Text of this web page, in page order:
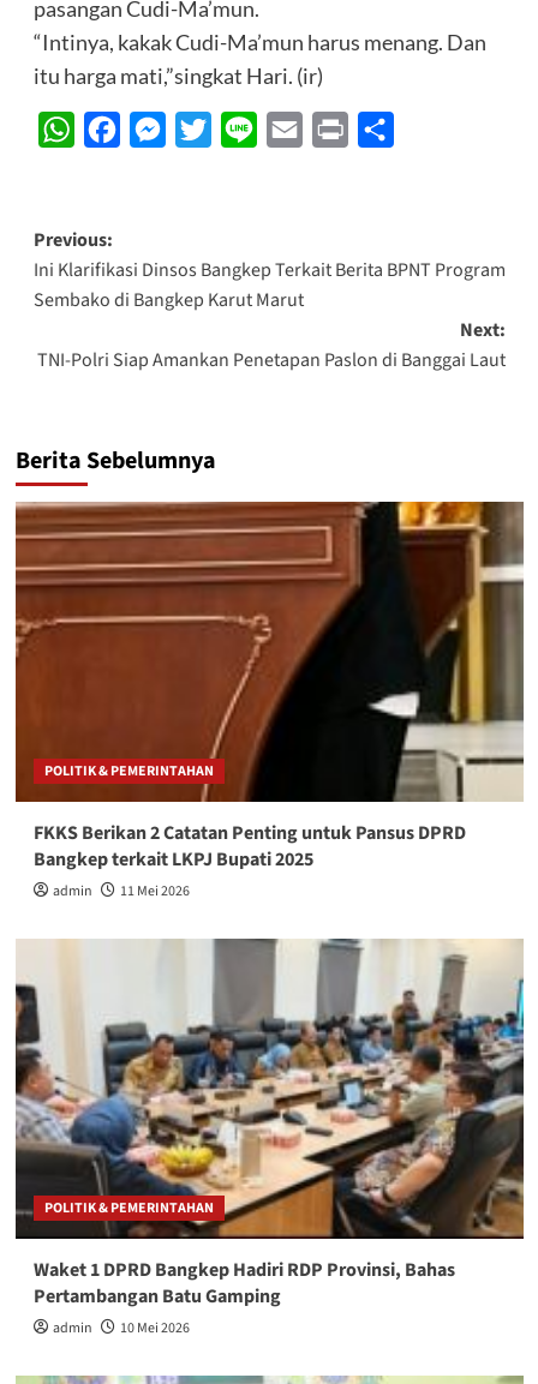
pasangan Cudi-Ma’mun.
“Intinya, kakak Cudi-Ma’mun harus menang. Dan
itu harga mati,”singkat Hari. (ir)
WhatsAppFacebookMessenger
Twitter Line Email Print
Post
navigation
Previous:
Ini Klarifikasi Dinsos Bangkep Terkait Berita BPNT Program
Sembako di Bangkep Karut Marut
Next:
TNI-Polri Siap Amankan Penetapan Paslon di Banggai Laut
Berita Sebelumnya
POLITIK & PEMERINTAHAN
FKKS Berikan 2 Catatan Penting untuk Pansus DPRD
Bangkep terkait LKPJ Bupati 2025
admin 11 Mei 2026
POLITIK & PEMERINTAHAN
Waket 1 DPRD Bangkep Hadiri RDP Provinsi, Bahas
Pertambangan Batu Gamping
admin 10 Mei 2026